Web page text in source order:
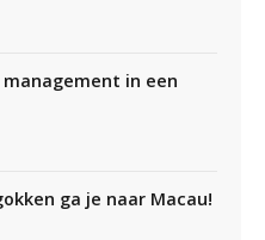
in een
ga je naar Macau!